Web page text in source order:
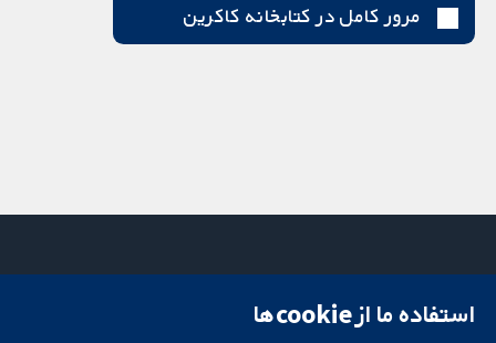
مرور کامل در کتابخانه کاکرین
میدان کاوندیش
استفاده ما از cookie‌ها